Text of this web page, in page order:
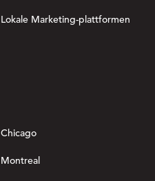
Lokale Marketing-plattformen
Chicago
Montreal